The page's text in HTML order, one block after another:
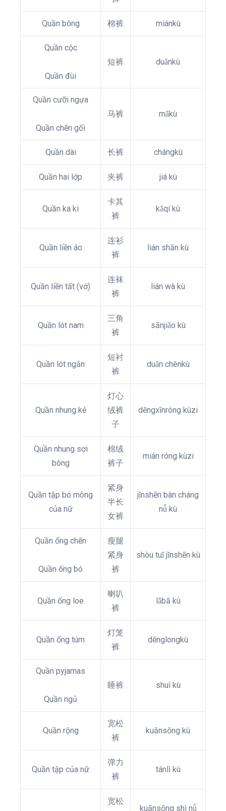
Quần bông 棉裤 miánkù
Quần cộc
Quần đùi
短裤 duǎnkù
Quần cưỡi ngựa
Quần chẽn gối
马裤 mǎkù
Quần dài 长裤 chángkù
Quần hai lớp 夹裤 jiá kù
Quần ka ki
卡其
裤
kǎqí kù
Quần liền áo
连衫
裤
lián shān kù
Quần liền tất (vớ)
连袜
裤
lián wà kù
Quần lót nam
三角
裤
sānjiǎo kù
Quần lót ngắn
短衬
裤
duǎn chènkù
Quần nhung kẻ
灯心
绒裤
子
dēngxīnróng kùzi
Quần nhung sợi
bông
棉绒
裤子
mián róng kùzi
Quần tập bó mông
của nữ
紧身
半长
女裤
jǐnshēn bàn cháng
nǚ kù
Quần ống chẽn
Quần ống bó
瘦腿
紧身
裤
shòu tuǐ jǐnshēn kù
Quần ống loe
喇叭
裤
lǎbā kù
Quần ống túm
灯笼
裤
dēnglongkù
Quần pyjamas
Quần ngủ
睡裤 shuì kù
Quần rộng
宽松
裤
kuānsōng kù
Quần tập của nữ
弹力
裤
tánlì kù
宽松
kuānsōng shì nǚ